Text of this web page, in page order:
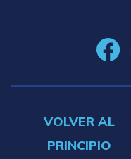
VOLVER AL
PRINCIPIO